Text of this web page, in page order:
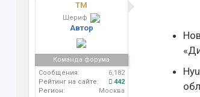
TM
Шериф
Автор
Команда форума
Сообщения:
6,182
Рейтинг на сайте:
442
Регион:
Москва